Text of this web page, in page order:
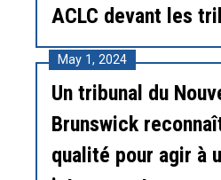
ACLC devant les
May 1, 2024
Un tribunal du
Brunswick
qualité pour agir à